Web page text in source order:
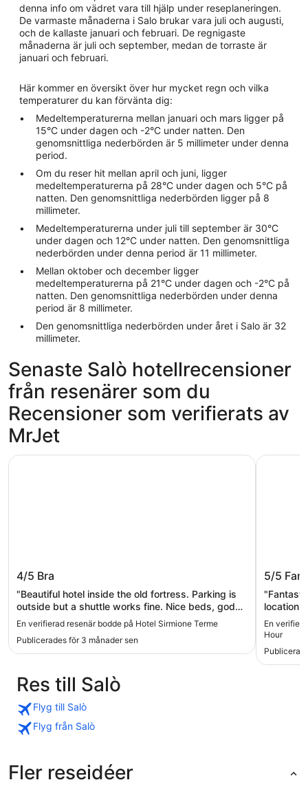
denna info om vädret vara till hjälp under reseplaneringen.
De varmaste månaderna i Salo brukar vara juli och augusti,
och de kallaste januari och februari. De regnigaste
månaderna är juli och september, medan de torraste är
januari och februari.
Här kommer en översikt över hur mycket regn och vilka
temperaturer du kan förvänta dig:
Medeltemperaturerna mellan januari och mars ligger på
15°C under dagen och -2°C under natten. Den
genomsnittliga nederbörden är 5 millimeter under denna
period.
Om du reser hit mellan april och juni, ligger
medeltemperaturerna på 28°C under dagen och 5°C på
natten. Den genomsnittliga nederbörden ligger på 8
millimeter.
Medeltemperaturerna under juli till september är 30°C
under dagen och 12°C under natten. Den genomsnittliga
nederbörden under denna period är 11 millimeter.
Mellan oktober och december ligger
medeltemperaturerna på 21°C under dagen och -2°C på
natten. Den genomsnittliga nederbörden under denna
period är 8 millimeter.
Den genomsnittliga nederbörden under året i Salo är 32
millimeter.
Senaste Salò hotellrecensioner
från resenärer som du
Recensioner som verifierats av
MrJet
Hotel Sirmione Terme
4/5 Bra
"Beautiful hotel inside the old fortress. Parking is
outside but a shuttle works fine. Nice beds, god
breakfast and in the middle of the old town with
lots of resturants and others"
En verifierad resenär bodde på Hotel Sirmione Terme
Publicerades för 3 månader sen
Hotel Sirmione Terme
Hotel
5/5
location
En verifierad
Hour
Hotel
Res till Salò
Flyg till Salò
Flyg från Salò
Fler reseidéer